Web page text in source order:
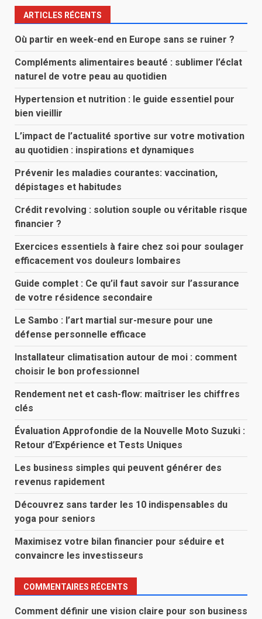
ARTICLES RÉCENTS
Où partir en week-end en Europe sans se ruiner ?
Compléments alimentaires beauté : sublimer l’éclat
naturel de votre peau au quotidien
Hypertension et nutrition : le guide essentiel pour
bien vieillir
L’impact de l’actualité sportive sur votre motivation
au quotidien : inspirations et dynamiques
Prévenir les maladies courantes: vaccination,
dépistages et habitudes
Crédit revolving : solution souple ou véritable risque
financier ?
Exercices essentiels à faire chez soi pour soulager
efficacement vos douleurs lombaires
Guide complet : Ce qu’il faut savoir sur l’assurance
de votre résidence secondaire
Le Sambo : l’art martial sur-mesure pour une
défense personnelle efficace
Installateur climatisation autour de moi : comment
choisir le bon professionnel
Rendement net et cash-flow: maîtriser les chiffres
clés
Évaluation Approfondie de la Nouvelle Moto Suzuki :
Retour d’Expérience et Tests Uniques
Les business simples qui peuvent générer des
revenus rapidement
Découvrez sans tarder les 10 indispensables du
yoga pour seniors
Maximisez votre bilan financier pour séduire et
convaincre les investisseurs
COMMENTAIRES RÉCENTS
Comment définir une vision claire pour son business